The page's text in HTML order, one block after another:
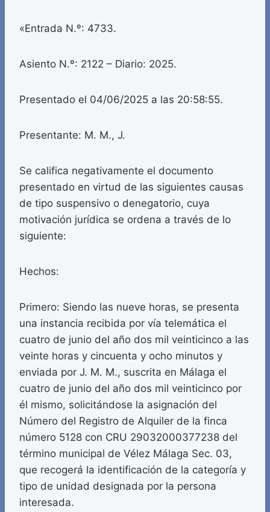
«Entrada N.º: 4733.
Asiento N.º: 2122 – Diario: 2025.
Presentado el 04/06/2025 a las 20:58:55.
Presentante: M. M., J.
Se califica negativamente el documento
presentado en virtud de las siguientes causas
de tipo suspensivo o denegatorio, cuya
motivación jurídica se ordena a través de lo
siguiente:
Hechos:
Primero: Siendo las nueve horas, se presenta
una instancia recibida por vía telemática el
cuatro de junio del año dos mil veinticinco a las
veinte horas y cincuenta y ocho minutos y
enviada por J. M. M., suscrita en Málaga el
cuatro de junio del año dos mil veinticinco por
él mismo, solicitándose la asignación del
Número del Registro de Alquiler de la finca
número 5128 con CRU 29032000377238 del
término municipal de Vélez Málaga Sec. 03,
que recogerá la identificación de la categoría y
tipo de unidad designada por la persona
interesada.